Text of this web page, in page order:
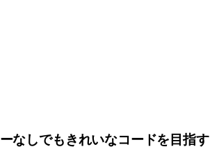
なしでもきれいなコードを目指す